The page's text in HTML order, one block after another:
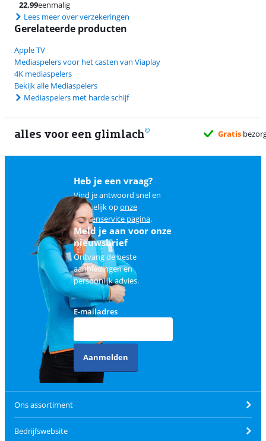
22,99eenmalig
Lees meer over verzekeringen
Gerelateerde producten
Apple TV
Mediaspelers voor het casten van Viaplay
4K mediaspelers
Bekijk alle Mediaspelers
Mediaspelers met harde schijf
alles voor een glimlach
Heb je een vraag?
Vind je antwoord snel en
makkelijk oponze
klantenservice pagina.
Meld je aan voor onze
nieuwsbrief
Ontvang de beste
aanbiedingen en
persoonlijk advies.
E-mailadres
Aanmelden
Ons assortiment
Bedrijfswebsite